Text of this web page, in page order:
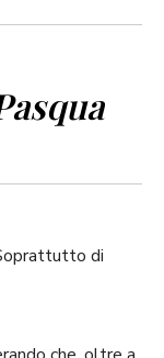
di